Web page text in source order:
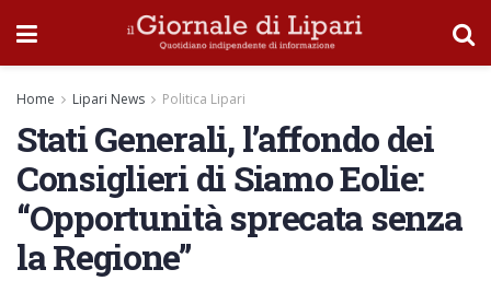
Home Lipari News Politica Lipari
Stati Generali, l’affondo dei
Consiglieri di Siamo Eolie:
“Opportunità sprecata senza
la Regione”